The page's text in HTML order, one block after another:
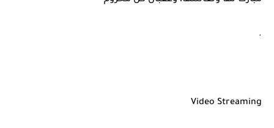
.
Video Streaming